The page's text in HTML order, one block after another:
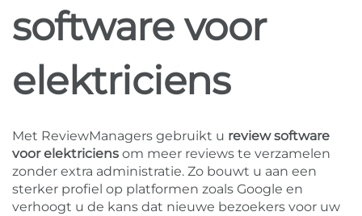
software voor
elektriciens
Met ReviewManagers gebruikt u review software
voor elektriciens om meer reviews te verzamelen
zonder extra administratie. Zo bouwt u aan een
sterker profiel op platformen zoals Google en
verhoogt u de kans dat nieuwe bezoekers voor uw